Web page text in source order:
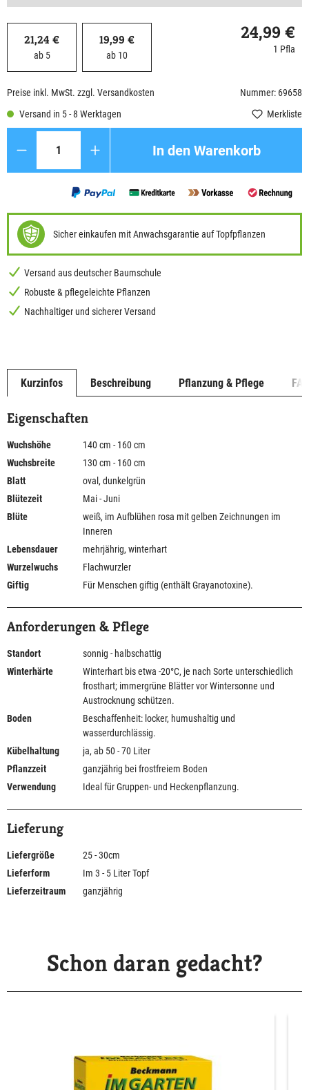
21,24 €
ab 5
19,99 €
ab 10
24,99 €
1 Pfla
Preise inkl. MwSt. zzgl. Versandkosten
Nummer: 69658
Versand in 5 - 8 Werktagen
Merkliste
In den Warenkorb
Sicher einkaufen mit Anwachsgarantie auf Topfpflanzen
Versand aus deutscher Baumschule
Robuste & pflegeleichte Pflanzen
Nachhaltiger und sicherer Versand
Kurzinfos Beschreibung Pflanzung & Pflege
Eigenschaften
Wuchshöhe
140 cm - 160 cm
Wuchsbreite
130 cm - 160 cm
Blatt
oval, dunkelgrün
Blütezeit
Mai - Juni
Blüte
weiß, im Aufblühen rosa mit gelben Zeichnungen im
Inneren
Lebensdauer
mehrjährig, winterhart
Wurzelwuchs
Flachwurzler
Giftig
Für Menschen giftig (enthält Grayanotoxine).
Anforderungen & Pflege
Standort
sonnig - halbschattig
Winterhärte
Winterhart bis etwa -20°C, je nach Sorte unterschiedlich
frosthart; immergrüne Blätter vor Wintersonne und
Austrocknung schützen.
Boden
Beschaffenheit: locker, humushaltig und
wasserdurchlässig.
Kübelhaltung
ja, ab 50 - 70 Liter
Pflanzzeit
ganzjährig bei frostfreiem Boden
Verwendung
Ideal für Gruppen- und Heckenpflanzung.
Lieferung
Liefergröße
25 - 30cm
Lieferform
Im 3 - 5 Liter Topf
Lieferzeitraum
ganzjährig
Schon daran gedacht?